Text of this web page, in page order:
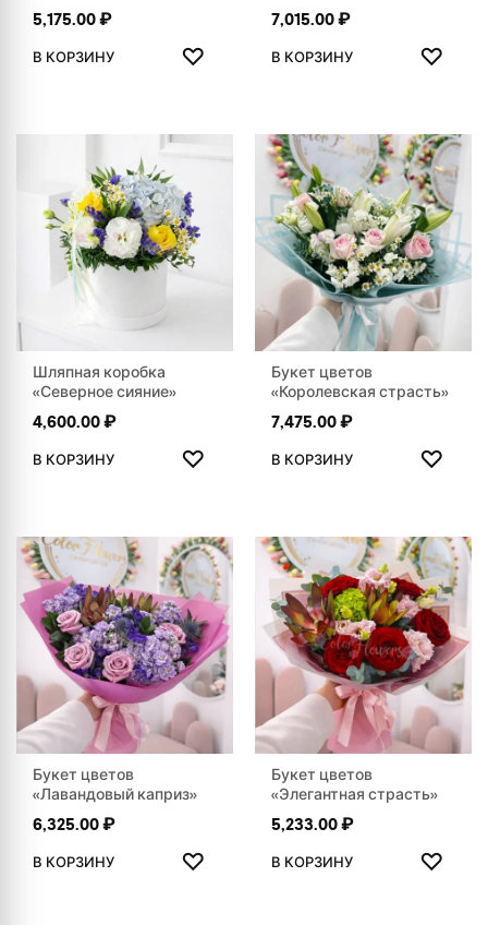
5,175.00₽
В КОРЗИНУ ♡
ДОБАВИТЬ В ИЗБРАННОЕ
7,015.00₽
В КОРЗИНУ ♡
Шляпная коробка
«Северное сияние»
4,600.00₽
В КОРЗИНУ ♡
ДОБАВИТЬ В ИЗБРАННОЕ
Букет цветов
«Королевская страсть»
7,475.00₽
В КОРЗИНУ ♡
Букет цветов
«Лавандовый каприз»
6,325.00₽
В КОРЗИНУ ♡
ДОБАВИТЬ В ИЗБРАННОЕ
Букет цветов
«Элегантная страсть»
5,233.00₽
В КОРЗИНУ ♡